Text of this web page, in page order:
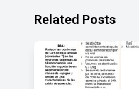
Related Posts